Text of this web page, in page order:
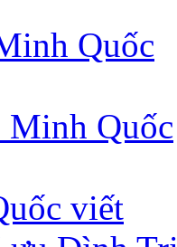
Quốc
Quốc
viết